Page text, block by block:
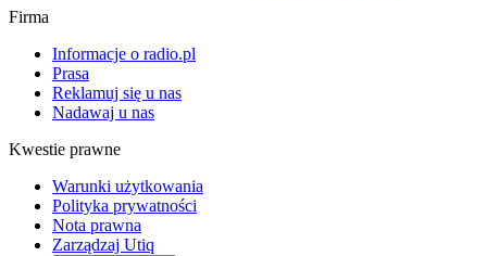
Firma
Informacje o radio.pl
Prasa
Reklamuj się u nas
Nadawaj u nas
Kwestie prawne
Warunki użytkowania
Polityka prywatności
Nota prawna
Zarządzaj Utiq